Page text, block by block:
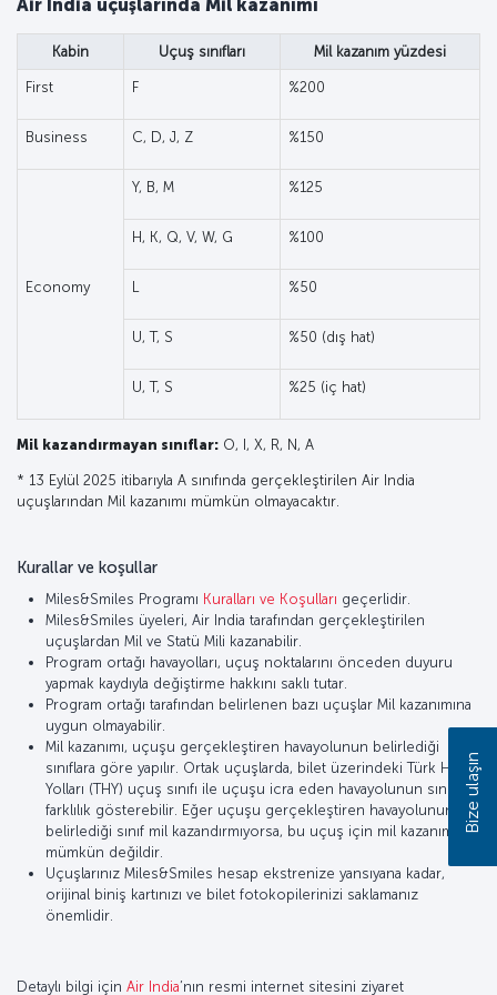
Air India uçuşlarında Mil kazanımı
Kabin Uçuş sınıfları Mil kazanım yüzdesi
First F %200
Business C, D, J, Z %150
Economy
Y, B, M %125
H, K, Q, V, W, G %100
L %50
U, T, S %50 (dış hat)
U, T, S %25 (iç hat)
Mil kazandırmayan sınıflar: O, I, X, R, N, A
* 13 Eylül 2025 itibarıyla A sınıfında gerçekleştirilen Air India
uçuşlarından Mil kazanımı mümkün olmayacaktır.
Kurallar ve koşullar
Miles&Smiles Programı Kuralları ve Koşulları geçerlidir.
Miles&Smiles üyeleri, Air India tarafından gerçekleştirilen
uçuşlardan Mil ve Statü Mili kazanabilir.
Program ortağı havayolları, uçuş noktalarını önceden duyuru
yapmak kaydıyla değiştirme hakkını saklı tutar.
Program ortağı tarafından belirlenen bazı uçuşlar Mil kazanımına
uygun olmayabilir.
Mil kazanımı, uçuşu gerçekleştiren havayolunun belirlediği
sınıflara göre yapılır. Ortak uçuşlarda, bilet üzerindeki Türk Hava
Yolları (THY) uçuş sınıfı ile uçuşu icra eden havayolunun sınıfı
farklılık gösterebilir. Eğer uçuşu gerçekleştiren havayolunun
belirlediği sınıf mil kazandırmıyorsa, bu uçuş için mil kazanımı
mümkün değildir.
Uçuşlarınız Miles&Smiles hesap ekstrenize yansıyana kadar,
orijinal biniş kartınızı ve bilet fotokopilerinizi saklamanız
önemlidir.
Detaylı bilgi için Air India’nın resmi internet sitesini ziyaret
Bize ulaşın